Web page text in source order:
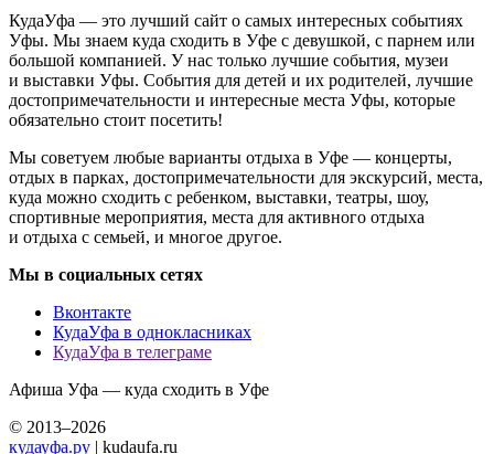
КудаУфа — это лучший сайт о самых интересных событиях
Уфы. Мы знаем куда сходить в Уфе с девушкой, с парнем или
большой компанией. У нас только лучшие события, музеи
и выставки Уфы. События для детей и их родителей, лучшие
достопримечательности и интересные места Уфы, которые
обязательно стоит посетить!
Мы советуем любые варианты отдыха в Уфе — концерты,
отдых в парках, достопримечательности для экскурсий, места,
куда можно сходить с ребенком, выставки, театры, шоу,
спортивные мероприятия, места для активного отдыха
и отдыха с семьей, и многое другое.
Мы в социальных сетях
Вконтакте
КудаУфа в однокласниках
КудаУфа в телеграме
Афиша Уфа — куда сходить в Уфе
© 2013–2026
кудауфа.ру | kudaufa.ru